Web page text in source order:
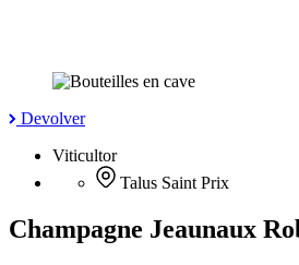
Devolver
Viticultor
Talus Saint Prix
Champagne Jeaunaux